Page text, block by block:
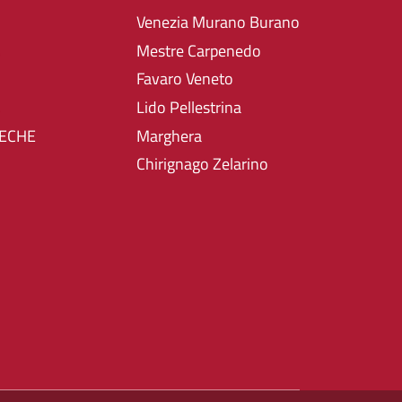
Venezia Murano Burano
Mestre Carpenedo
Favaro Veneto
Lido Pellestrina
Marghera
Chirignago Zelarino